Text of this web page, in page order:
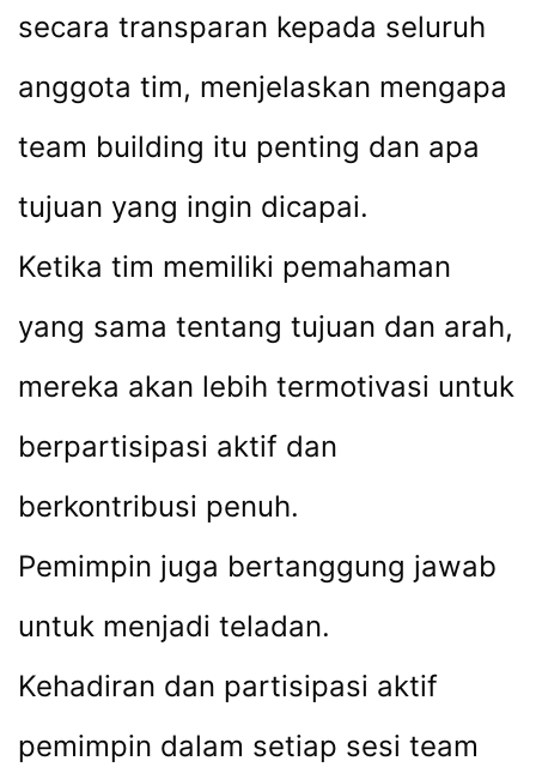
secara transparan kepada seluruh
anggota tim, menjelaskan mengapa
team building itu penting dan apa
tujuan yang ingin dicapai.
Ketika tim memiliki pemahaman
yang sama tentang tujuan dan arah,
mereka akan lebih termotivasi untuk
berpartisipasi aktif dan
berkontribusi penuh.
Pemimpin juga bertanggung jawab
untuk menjadi teladan.
Kehadiran dan partisipasi aktif
pemimpin dalam setiap sesi team